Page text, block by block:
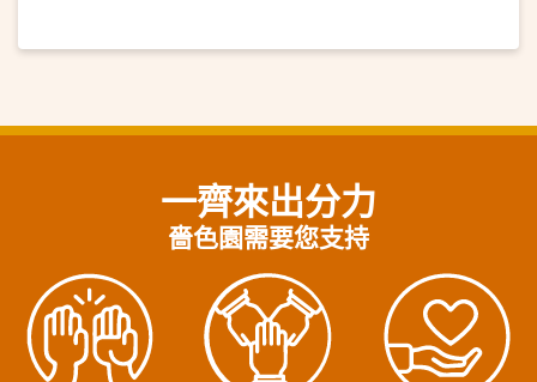
一齊來出分力
嗇色園需要您支持